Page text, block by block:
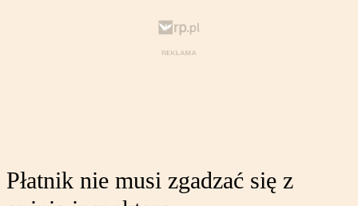
Płatnik nie musi zgadzać się z